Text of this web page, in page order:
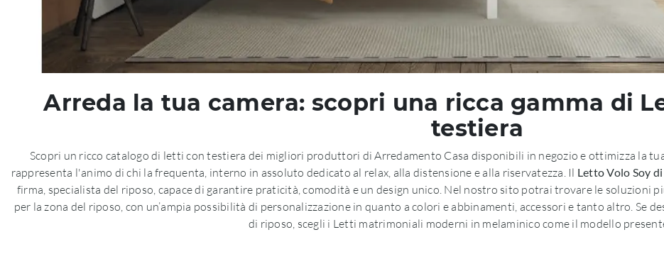
Arreda la tua camera: scopri una ricca gamma di
testiera
Scopri un ricco catalogo di letti con testiera dei migliori produttori di Arredamento Casa disponibili in negozio e ottimizza la
rappresenta l'animo di chi la frequenta, interno in assoluto dedicato al relax, alla distensione e alla riservatezza. Il Letto Volo Soy
firma, specialista del riposo, capace di garantire praticità, comodità e un design unico. Nel nostro sito potrai trovare le
per la zona del riposo, con un’ampia possibilità di personalizzazione in quanto a colori e abbinamenti, accessori e tanto altro.
di riposo, scegli i Letti matrimoniali moderni in melaminico come il modello